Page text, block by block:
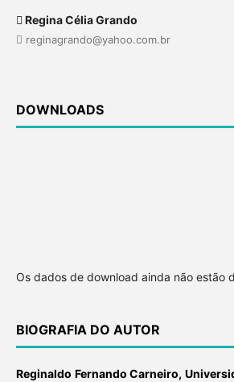
Regina Célia Grando
reginagrando@yahoo.com.br
DOWNLOADS
Os dados de download ainda não estão
BIOGRAFIA DO AUTOR
Reginaldo Fernando Carneiro,